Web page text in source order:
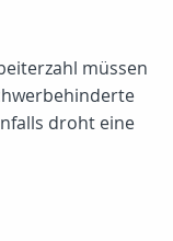
müssen
droht eine